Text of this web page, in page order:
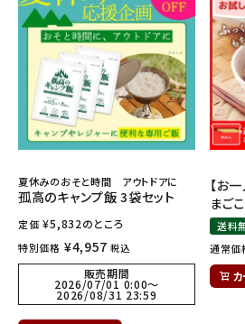
夏休みのおそと時間 アウトドアに
孤高のキャンプ飯 3袋セット
定価 ¥5,832のところ
特別価格 ¥4,957 税込
販売期間
2026/07/01 0:00〜
2026/08/31 23:59
【お
まご
送料
通常価